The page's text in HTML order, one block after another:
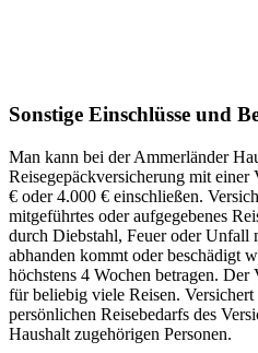
Sonstige Einschlüsse und
Man kann bei der Ammerländer
Reisegepäckversicherung mit einer
€ oder 4.000 € einschließen.
mitgeführtes oder aufgegebenes
durch Diebstahl, Feuer oder Unfall
abhanden kommt oder beschädigt
höchstens 4 Wochen betragen. Der
für beliebig viele Reisen. Versichert
persönlichen Reisebedarfs des
Haushalt zugehörigen Personen.